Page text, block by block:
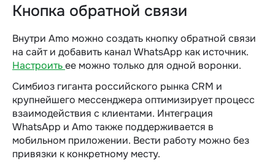
Кнопка обратной связи
Внутри Amo можно создать кнопку обратной связи
на сайт и добавить канал WhatsApp как источник.
Настроитьее можно только для одной воронки.
Симбиоз гиганта российского рынка CRM и
крупнейшего мессенджера оптимизирует процесс
взаимодействия с клиентами. Интеграция
WhatsApp и Amo также поддерживается в
мобильном приложении. Вести работу можно без
привязки к конкретному месту.